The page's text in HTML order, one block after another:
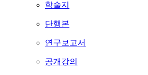
학술지
단행본
연구보고서
공개강의